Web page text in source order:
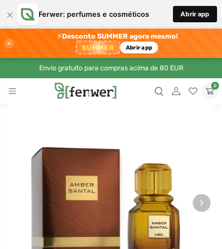
× Ferwer: perfumes e cosméticos Abrir app
×
⚡Desconto SUMMER agora mesmo!
SUMMER Abrir app
Envio gratuito para compras acima de 80 EUR
0
›